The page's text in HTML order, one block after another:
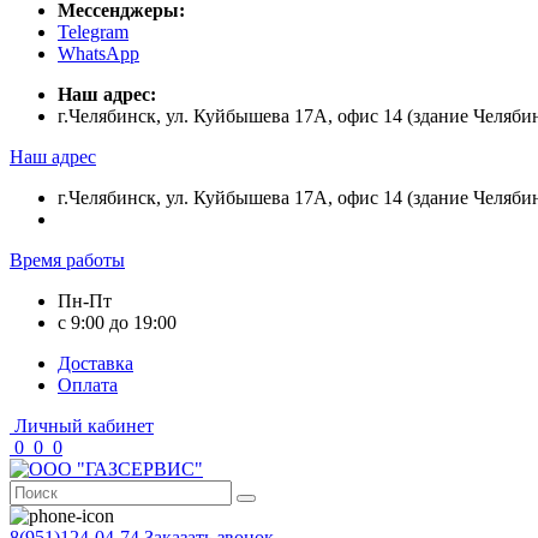
Мессенджеры:
Telegram
WhatsApp
Наш адрес:
г.Челябинск, ул. Куйбышева 17А, офис 14 (здание
Наш адрес
г.Челябинск, ул. Куйбышева 17А, офис 14 (здание
Время работы
Пн-Пт
с 9:00 до 19:00
Доставка
Оплата
Личный кабинет
0 0 0